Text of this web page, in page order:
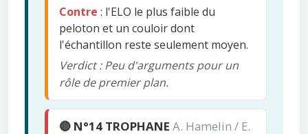
Contre : l'ELO le plus faible du
peloton et un couloir dont
l'échantillon reste seulement moyen.
Verdict : Peu d'arguments pour un
rôle de premier plan.
🔴 N°14 TROPHANE A. Hamelin / E.